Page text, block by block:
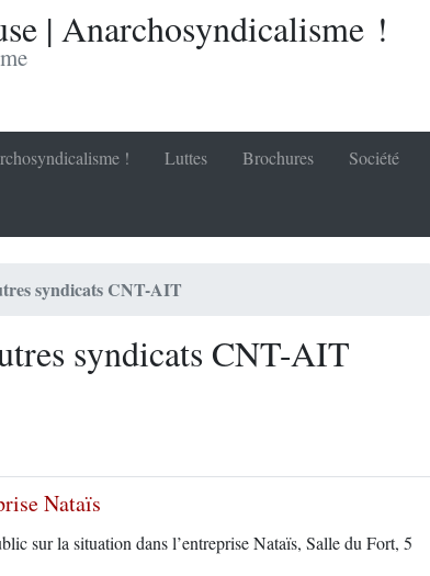
| Anarchosyndicalisme !
! Luttes Brochures Société
syndicats CNT-AIT
syndicats CNT-AIT
Nataïs
sur la situation dans l’entreprise Nataïs, Salle du Fort, 5